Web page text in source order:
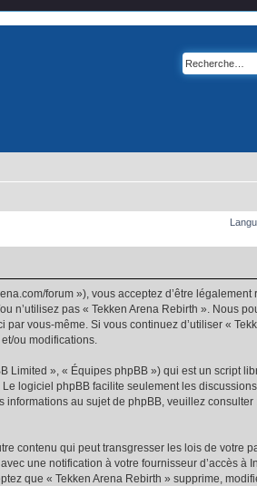
forum »), vous acceptez d’être
n’utilisez pas « Tekken Arena Rebirth ». Nous
vous-même. Si vous continuez d’utiliser «
ou modifications.
Limited », « Équipes phpBB ») qui est un script
. Le logiciel phpBB facilite seulement les
informations au sujet de phpBB, veuillez consulter
contenu qui peut transgresser les lois de votre
une notification à votre fournisseur d’accès à
que « Tekken Arena Rebirth » supprime,